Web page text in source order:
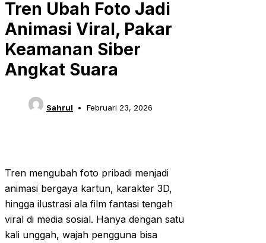
Tren Ubah Foto Jadi
Animasi Viral, Pakar
Keamanan Siber
Angkat Suara
Sahrul Februari 23, 2026
Tren mengubah foto pribadi menjadi
animasi bergaya kartun, karakter 3D,
hingga ilustrasi ala film fantasi tengah
viral di media sosial. Hanya dengan satu
kali unggah, wajah pengguna bisa